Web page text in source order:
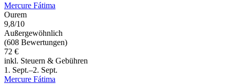
Mercure Fátima
Ourem
9,8/10
Außergewöhnlich
(608 Bewertungen)
72 €
inkl. Steuern & Gebühren
1. Sept.–2. Sept.
Mercure Fátima